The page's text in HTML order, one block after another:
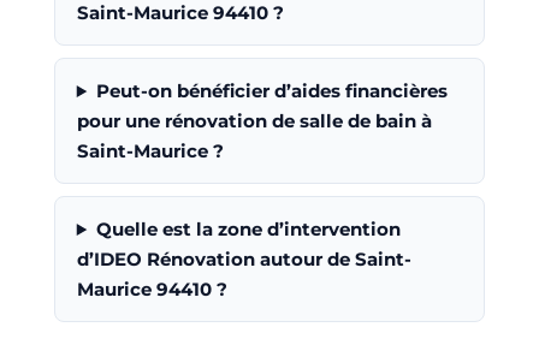
Saint-Maurice 94410 ?
Peut-on bénéficier d’aides financières
pour une rénovation de salle de bain à
Saint-Maurice ?
Quelle est la zone d’intervention
d’IDEO Rénovation autour de Saint-
Maurice 94410 ?